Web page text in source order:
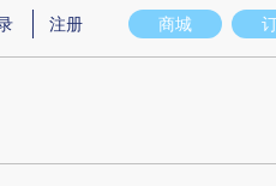
意图存在偏差。不代表财新观点和立场
商城
注册